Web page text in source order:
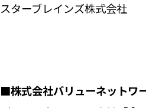
スターブレインズ株式会社
■株式会社バリューネットワ